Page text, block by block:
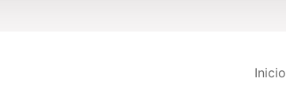
Inicio